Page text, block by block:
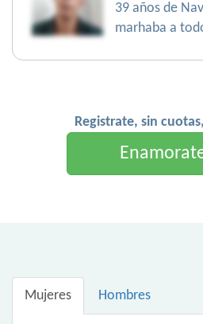
39 años de
marhaba a
Registrate, sin
Mujeres Hombres